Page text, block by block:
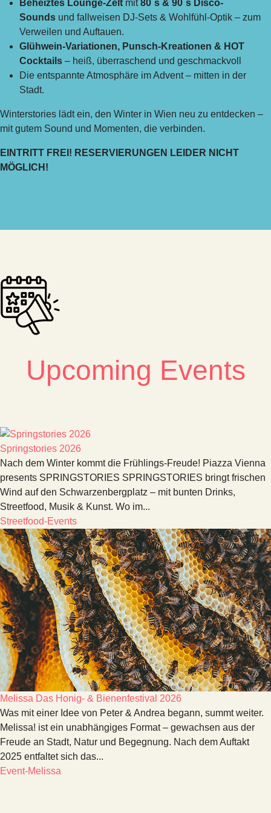
Beheiztes Lounge-Zelt mit80´s & 90´s Disco-
Sounds und fallweisen DJ-Sets & Wohlfühl-Optik – zum
Verweilen und Auftauen.
Glühwein-Variationen, Punsch-Kreationen & HOT
Cocktails – heiß, überraschend und geschmackvoll
Die entspannte Atmosphäre im Advent – mitten in der
Stadt.
Winterstories lädt ein, den Winter in Wien neu zu entdecken –
mit gutem Sound und Momenten, die verbinden.
EINTRITT FREI! RESERVIERUNGEN LEIDER NICHT
MÖGLICH!
Upcoming Events
Springstories 2026
Nach dem Winter kommt die Frühlings-Freude! Piazza Vienna
presents SPRINGSTORIES SPRINGSTORIES bringt frischen
Wind auf den Schwarzenbergplatz – mit bunten Drinks,
Streetfood, Musik & Kunst. Wo im...
Streetfood-Events
Melissa Das Honig- & Bienenfestival 2026
Was mit einer Idee von Peter & Andrea begann, summt weiter.
Melissa! ist ein unabhängiges Format – gewachsen aus der
Freude an Stadt, Natur und Begegnung. Nach dem Auftakt
2025 entfaltet sich das...
Event-Melissa